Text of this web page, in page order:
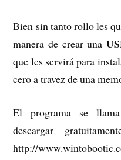
Bien sin tanto rollo les
manera de crear una
que les servirá para
cero a travez de una
El programa se llama
descargar
http://